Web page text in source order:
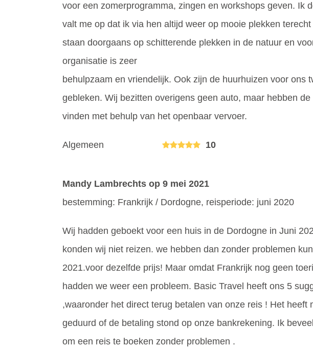
voor een zomerprogramma, zingen en workshops geven. Ik
valt me op dat ik via hen altijd weer op mooie plekken
staan doorgaans op schitterende plekken in de natuur en
organisatie is zeer
behulpzaam en vriendelijk. Ook zijn de huurhuizen voor ons
gebleken. Wij bezitten overigens geen auto, maar hebben
vinden met behulp van het openbaar vervoer.
Algemeen 10
Mandy Lambrechts op 9 mei 2021
bestemming: Frankrijk / Dordogne, reisperiode: juni 2020
Wij hadden geboekt voor een huis in de Dordogne in Juni
konden wij niet reizen. we hebben dan zonder problemen
2021.voor dezelfde prijs! Maar omdat Frankrijk nog geen
hadden we weer een probleem. Basic Travel heeft ons 5
,waaronder het direct terug betalen van onze reis ! Het heeft
geduurd of de betaling stond op onze bankrekening. Ik
om een reis te boeken zonder problemen .